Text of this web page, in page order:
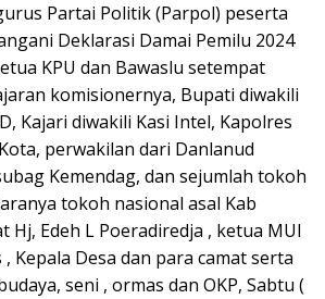
Partai Politik (Parpol) peserta
Deklarasi Damai Pemilu 2024
KPU dan Bawaslu setempat
komisionernya, Bupati diwakili
Kajari diwakili Kasi Intel, Kapolres
perwakilan dari Danlanud
Kemendag, dan sejumlah tokoh
tokoh nasional asal Kab
Hj, Edeh L Poeradiredja , ketua MUI
Kepala Desa dan para camat serta
seni , ormas dan OKP, Sabtu (